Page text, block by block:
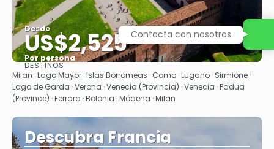
Desde
US$2,525
Por persona
Ver
DESTINOS
Milan · Lago Mayor · Islas Borromeas · Como · Lugano · Sirmione ·
Lago de Garda · Verona · Venecia (Provincia) · Venecia · Padua
(Province) · Ferrara · Bolonia · Módena · Milan
Descubra Francia
Contacta con nosotros